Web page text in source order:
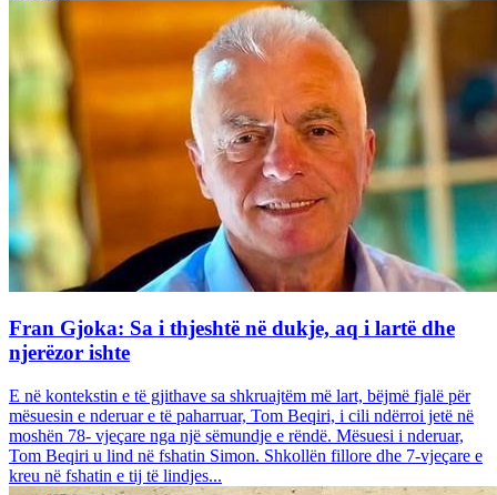
Fran Gjoka: Sa i thjeshtë në dukje, aq i lartë dhe
njerëzor ishte
E në kontekstin e të gjithave sa shkruajtëm më lart, bëjmë fjalë për
mësuesin e nderuar e të paharruar, Tom Beqiri, i cili ndërroi jetë në
moshën 78- vjeçare nga një sëmundje e rëndë. Mësuesi i nderuar,
Tom Beqiri u lind në fshatin Simon. Shkollën fillore dhe 7-vjeçare e
kreu në fshatin e tij të lindjes...